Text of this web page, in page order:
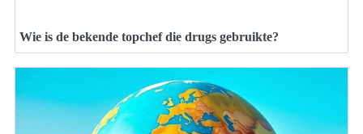
Wie is de bekende topchef die drugs gebruikte?